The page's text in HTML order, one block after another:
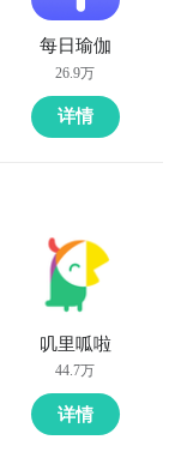
。
指数、过敏提
生活贴士，将
管理、习惯追
支持手绘涂
账般温润，满
每日瑜伽
26.9万
详情
叽里呱啦
44.7万
详情